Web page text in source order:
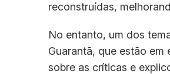
reconstruídas,
No entanto, um dos
Guarantã, que estão
sobre as críticas e